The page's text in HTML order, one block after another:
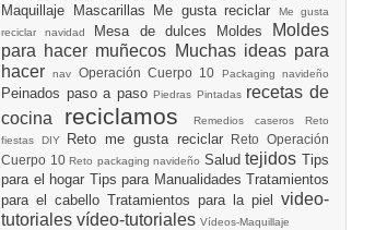
Maquillaje Mascarillas Me gusta reciclar
Me gusta
reciclar navidad Mesa de dulces Moldes
Moldes
para hacer muñecos Muchas ideas para
hacernav Operación Cuerpo 10 Packaging navideño
Peinados paso a pasoPiedras Pintadas recetas de
cocina reciclamos Remedios caseros Reto
fiestas DIY Reto me gusta reciclar
Reto Operación
Cuerpo 10Reto packaging navideño SaludtejidosTips
para el hogar Tips para Manualidades Tratamientos
para el cabello Tratamientos para la piel video-
tutoriales vídeo-tutoriales Vídeos-Maquillaje